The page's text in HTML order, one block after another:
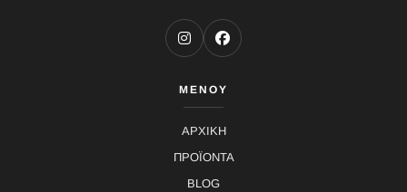
ΜΕΝΟΥ
ΑΡΧΙΚΗ
ΠΡΟΪΟΝΤΑ
BLOG